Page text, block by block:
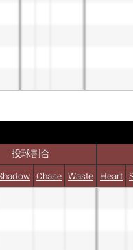
投球割合
Chase Waste Heart